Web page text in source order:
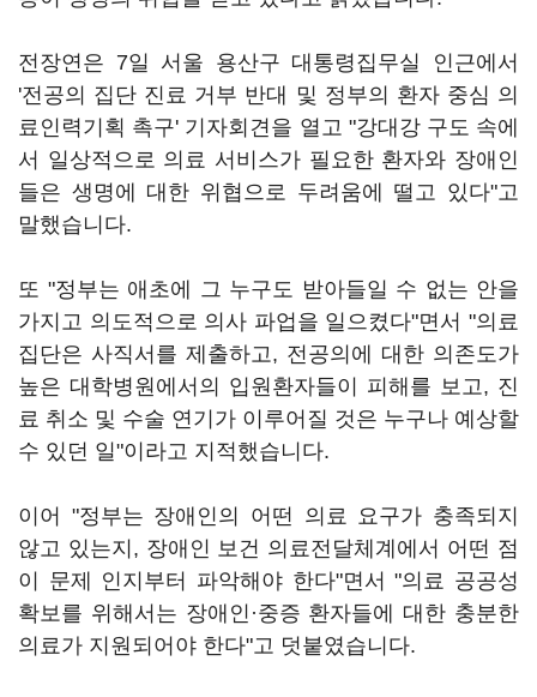
전장연은 7일 서울 용산구 대통령집무실 인근에서
'전공의 집단 진료 거부 반대 및 정부의 환자 중심 의
료인력기획 촉구' 기자회견을 열고 "강대강 구도 속에
서 일상적으로 의료 서비스가 필요한 환자와 장애인
들은 생명에 대한 위협으로 두려움에 떨고 있다"고
말했습니다.
또 "정부는 애초에 그 누구도 받아들일 수 없는 안을
가지고 의도적으로 의사 파업을 일으켰다"면서 "의료
집단은 사직서를 제출하고, 전공의에 대한 의존도가
높은 대학병원에서의 입원환자들이 피해를 보고, 진
료 취소 및 수술 연기가 이루어질 것은 누구나 예상할
수 있던 일"이라고 지적했습니다.
이어 "정부는 장애인의 어떤 의료 요구가 충족되지
않고 있는지, 장애인 보건 의료전달체계에서 어떤 점
이 문제 인지부터 파악해야 한다"면서 "의료 공공성
확보를 위해서는 장애인·중증 환자들에 대한 충분한
의료가 지원되어야 한다"고 덧붙였습니다.